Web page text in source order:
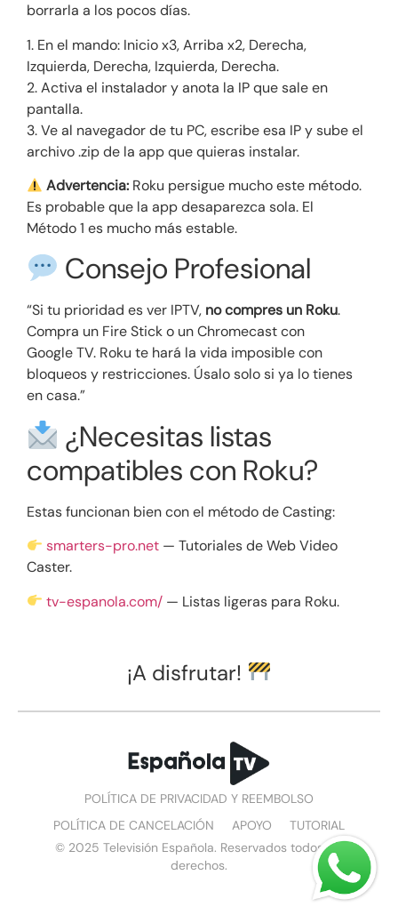
borrarla a los pocos días.
1. En el mando: Inicio x3, Arriba x2, Derecha,
Izquierda, Derecha, Izquierda, Derecha.
2. Activa el instalador y anota la IP que sale en
pantalla.
3. Ve al navegador de tu PC, escribe esa IP y sube el
archivo .zip de la app que quieras instalar.
Advertencia: Roku persigue mucho este método.
Es probable que la app desaparezca sola. El
Método 1 es mucho más estable.
Consejo Profesional
“Si tu prioridad es ver IPTV, no compres un Roku.
Compra un Fire Stick o un Chromecast con
Google TV. Roku te hará la vida imposible con
bloqueos y restricciones. Úsalo solo si ya lo tienes
en casa.”
¿Necesitas listas
compatibles con Roku?
Estas funcionan bien con el método de Casting:
smarters-pro.net — Tutoriales de Web Video
Caster.
tv-espanola.com/ — Listas ligeras para Roku.
¡A disfrutar!
POLÍTICA DE PRIVACIDAD Y REEMBOLSO
POLÍTICA DE CANCELACIÓN
APOYO
TUTORIAL
© 2025 Televisión Española. Reservados todos los
derechos.